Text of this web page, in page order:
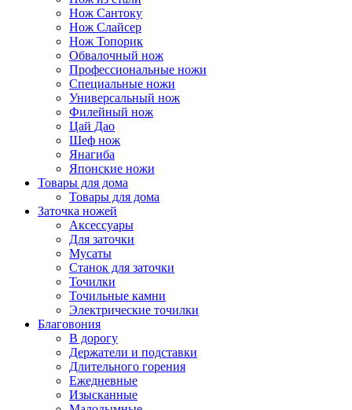
Нож Сантоку
Нож Слайсер
Нож Топорик
Обвалочный нож
Профессиональные ножи
Специальные ножи
Универсальный нож
Филейный нож
Цай Дао
Шеф нож
Янагиба
Японские ножи
Товары для дома
Товары для дома
Заточка ножей
Аксессуары
Для заточки
Мусаты
Станок для заточки
Точилки
Точильные камни
Электрические точилки
Благовония
В дорогу
Держатели и подставки
Длительного горения
Ежедневные
Изысканные